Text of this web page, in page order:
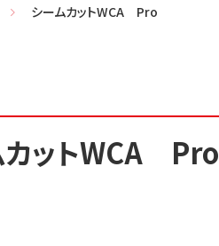
シームカットWCA Pro
カットWCA Pro